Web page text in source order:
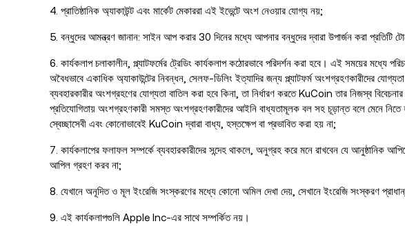
4. প্রাতিষ্ঠানিক অ্যাকাউন্ট এবং মার্কেট মেকাররা এই ইভেন্টে অংশ নেওয়ার যোগ্য নয়;
5. বন্ধুদের আমন্ত্রণ জানান: সাইন আপ করার 30 দিনের মধ্যে আপনার বন্ধুদের দ্বারা উপার্জন করা প্রতিটি
6. কার্যকলাপ চলাকালীন, প্ল্যাটফর্মের ট্রেডিং কার্যকলাপ কঠোরভাবে পরিদর্শন করা হবে। এই সময়ের মধ্যে
অবৈধভাবে একাধিক অ্যাকাউন্টের নিবন্ধন, সেলফ-ডিলিং ইত্যাদির জন্য প্ল্যাটফর্ম অংশগ্রহণকারীদের
ব্যবহারকারীর অংশগ্রহণের যোগ্যতা বাতিল করা হবে কিনা, তা নির্ধারণ করতে KuCoin তার নিজস্ব
প্রতিযোগিতায় অংশগ্রহণকারী সমস্ত অংশগ্রহণকারীদের আইনি বাধ্যতামূলক বল সহ চূড়ান্ত বলে মেনে
স্বেচ্ছাসেবী এবং কোনোভাবেই KuCoin দ্বারা বাধ্য, হস্তক্ষেপ বা প্রভাবিত করা হয় না;
7. কার্যকলাপের ফলাফল সম্পর্কে ব্যবহারকারীদের সন্দেহ থাকলে, অনুগ্রহ করে মনে রাখবেন যে
আপিল গ্রহণ করব না;
8. যেখানে অনূদিত ও মূল ইংরেজি সংস্করণের মধ্যে কোনো অমিল দেখা দেয়, সেখানে ইংরেজি সংস্করণ
9. এই কার্যকলাপগুলি Apple Inc-এর সাথে সম্পর্কিত নয়।